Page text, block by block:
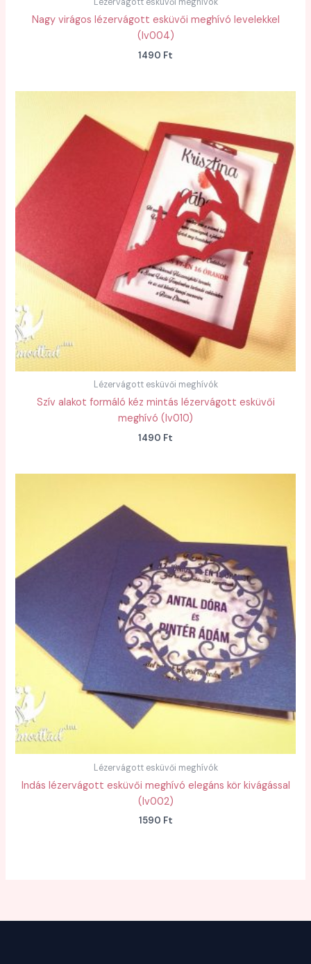
Nagy virágos lézervágott esküvői meghívó levelekkel
(lv004)
1490 Ft
Lézervágott esküvői meghívók
Szív alakot formáló kéz mintás lézervágott esküvői
meghívó (lv010)
1490 Ft
Lézervágott esküvői meghívók
Indás lézervágott esküvői meghívó elegáns kör kivágással
(lv002)
1590 Ft